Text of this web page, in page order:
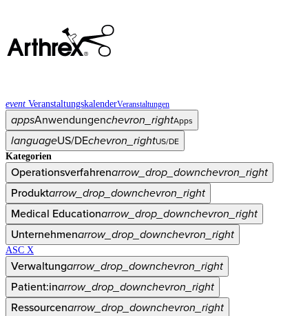
event VeranstaltungskalenderVeranstaltungen
appsAnwendungenchevron_rightApps
languageUS/DEchevron_rightUS/DE
Kategorien
Operationsverfahrenarrow_drop_downchevron_right
Produktarrow_drop_downchevron_right
Medical Educationarrow_drop_downchevron_right
Unternehmenarrow_drop_downchevron_right
ASC X
Verwaltungarrow_drop_downchevron_right
Patient:inarrow_drop_downchevron_right
Ressourcenarrow_drop_downchevron_right